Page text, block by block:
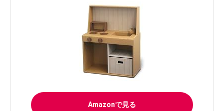
Amazonで見る